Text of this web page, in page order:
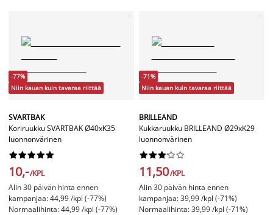
-77%
Niin kauan kuin tavaraa riittää
SVARTBAK
Koriruukku SVARTBAK Ø40xK35
luonnonvärinen






10,-/KPL
Alin 30 päivän hinta ennen
kampanjaa: 44,99 /kpl (-77%)
Normaalihinta: 44,99 /kpl (-77%)
-71%
Niin kauan kuin tavaraa riittää
BRILLEAND
Kukkaruukku BRILLEAND Ø29xK29
luonnonvärinen






11,50/KPL
Alin 30 päivän hinta ennen
kampanjaa: 39,99 /kpl (-71%)
Normaalihinta: 39,99 /kpl (-71%)